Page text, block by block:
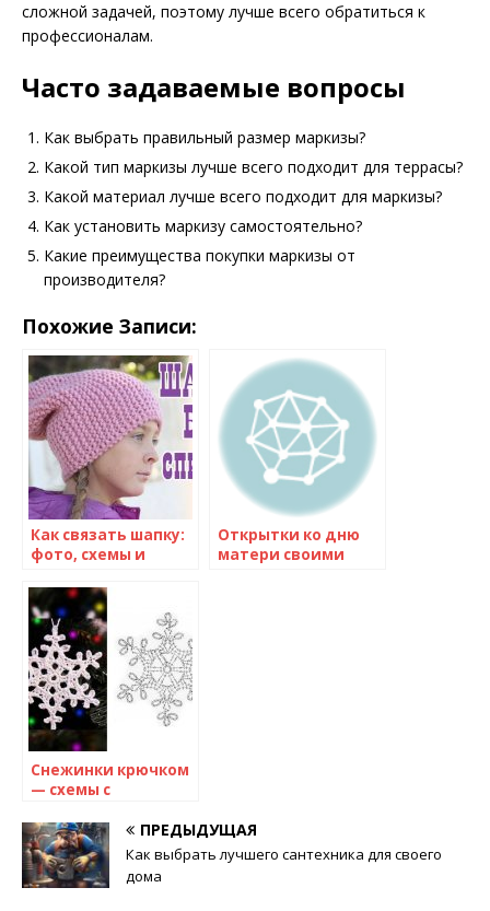
сложной задачей, поэтому лучше всего обратиться к
профессионалам.
Часто задаваемые вопросы
Как выбрать правильный размер маркизы?
Какой тип маркизы лучше всего подходит для террасы?
Какой материал лучше всего подходит для маркизы?
Как установить маркизу самостоятельно?
Какие преимущества покупки маркизы от
производителя?
Похожие Записи:
Как связать шапку:
фото, схемы и
начинающих
Открытки ко дню
матери своими
Снежинки крючком
— схемы с
начинающих ПРЕДЫДУЩАЯ
Как выбрать лучшего сантехника для своего
дома